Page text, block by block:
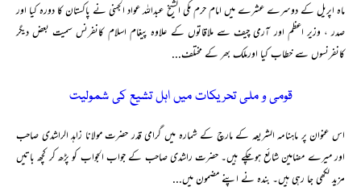
ماہ اپریل کے دوسرے عشرے میں امام حرم مکی الشیخ عبداللہ عواد الجہنی نے پاکستان کا دورہ کیا اور
صدر ، وزیر اعظم اور آرمی چیف سے ملاقاتوں کے علاوہ پیغام اسلام کانفرنس سمیت بعض دیگر
کانفرنسوں سے خطاب کیا اورملک بھر کے مختلف...
قومی و ملی تحریکات میں اہل تشیع کی شمولیت
اس عنوان پر ماہنامہ الشریعہ کے مارچ کے شمارہ میں گرامی قدر حضرت مولانا زاہد الراشدی صاحب
اور میرے مضامین شائع ہوچکے ہیں۔ حضرت راشدی صاحب کے جواب الجواب کو پڑھ کر کچھ باتیں
مزید لکھی جا رہی ہیں۔ بندہ نے اپنے مضمون میں...